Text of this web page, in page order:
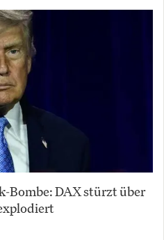
Bombe: DAX stürzt über